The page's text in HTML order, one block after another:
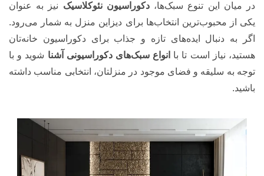
در میان این تنوع سبک‌ها،دکوراسیون نئوکلاسیک نیز به عنوان
یکی از محبوب‌ترین انتخاب‌ها برای دیزاین منزل به شمار می‌رود.
اگر به دنبال ایده‌های تازه و جذاب برای دکوراسیون خانه‌تان
هستید، نیاز است تا با انواع سبک‌های دکوراسیونی آشنا شوید و با
توجه به سلیقه و فضای موجود در منزلتان، انتخابی مناسب داشته
باشید.